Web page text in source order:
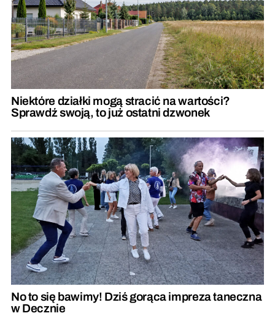
Niektóre działki mogą stracić na wartości?
Sprawdź swoją, to już ostatni dzwonek
No to się bawimy! Dziś gorąca impreza taneczna
w Decznie